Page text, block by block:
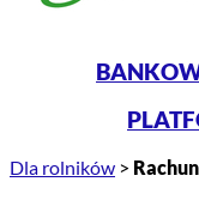
Dla rolników >